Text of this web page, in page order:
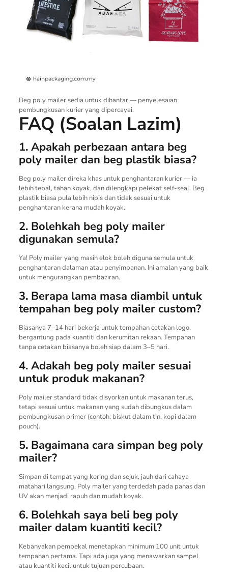
Beg poly mailer sedia untuk dihantar — penyelesaian
pembungkusan kurier yang dipercayai.
FAQ (Soalan Lazim)
1. Apakah perbezaan antara beg
poly mailer dan beg plastik biasa?
Beg poly mailer direka khas untuk penghantaran kurier — ia
lebih tebal, tahan koyak, dan dilengkapi pelekat self-seal. Beg
plastik biasa pula lebih nipis dan tidak sesuai untuk
penghantaran kerana mudah koyak.
2. Bolehkah beg poly mailer
digunakan semula?
Ya! Poly mailer yang masih elok boleh diguna semula untuk
penghantaran dalaman atau penyimpanan. Ini amalan yang baik
untuk mengurangkan pembaziran.
3. Berapa lama masa diambil untuk
tempahan beg poly mailer custom?
Biasanya 7–14 hari bekerja untuk tempahan cetakan logo,
bergantung pada kuantiti dan kerumitan rekaan. Tempahan
tanpa cetakan biasanya boleh siap dalam 3–5 hari.
4. Adakah beg poly mailer sesuai
untuk produk makanan?
Poly mailer standard tidak disyorkan untuk makanan terus,
tetapi sesuai untuk makanan yang sudah dibungkus dalam
pembungkusan primer (contoh: biskut dalam tin, kopi dalam
pouch).
5. Bagaimana cara simpan beg poly
mailer?
Simpan di tempat yang kering dan sejuk, jauh dari cahaya
matahari langsung. Poly mailer yang terdedah pada panas dan
UV akan menjadi rapuh dan mudah koyak.
6. Bolehkah saya beli beg poly
mailer dalam kuantiti kecil?
Kebanyakan pembekal menetapkan minimum 100 unit untuk
tempahan pertama. Tapi ada juga yang menawarkan sampel
atau kuantiti kecil untuk tujuan percubaan.